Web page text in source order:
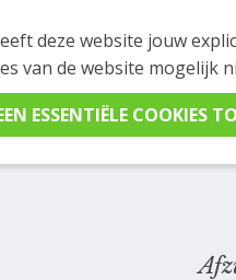
Wil je je vast oriënteren?
deze website jouw
van de website mogelijk